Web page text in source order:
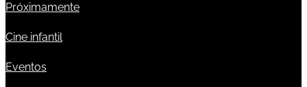
Próximamente
Cine infantil
Eventos